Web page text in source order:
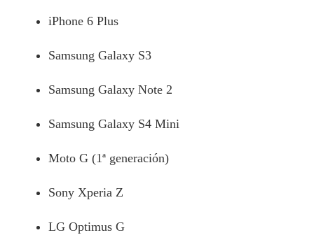
iPhone 6 Plus
Samsung Galaxy S3
Samsung Galaxy Note 2
Samsung Galaxy S4 Mini
Moto G (1ª generación)
Sony Xperia Z
LG Optimus G